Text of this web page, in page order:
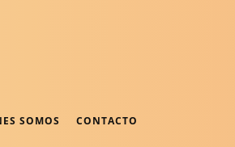
SOMOS CONTACTO